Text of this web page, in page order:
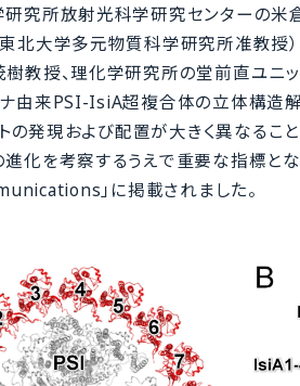
究所放射光科学研究センターの米
北大学多元物質科学研究所准教授
教授、理化学研究所の堂前直ユニッ
由来PSI-IsiA超複合体の立体構造
の発現および配置が大きく異なるこ
化を考察するうえで重要な指標と
」に掲載されました。